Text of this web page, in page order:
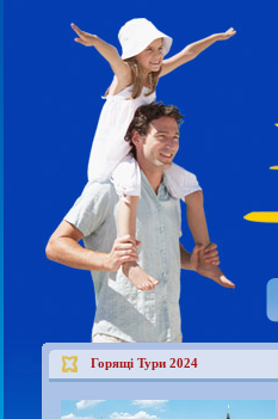
Горящі Тури 2024